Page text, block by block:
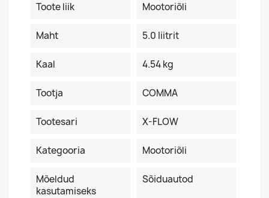
Toote liik
Mootoriõli
Maht 5.0 Iiitrit
Kaal 4.54 kg
Tootja COMMA
Tootesari X-FLOW
Kategooria Mootoriõli
Mõeldud
kasutamiseks
Sõiduautod